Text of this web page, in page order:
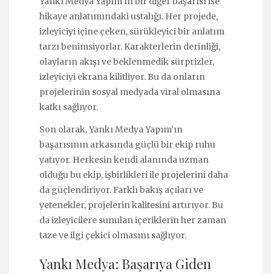
hikaye anlatımındaki ustalığı. Her projede,
izleyiciyi içine çeken, sürükleyici bir anlatım
tarzı benimsiyorlar. Karakterlerin derinliği,
olayların akışı ve beklenmedik sürprizler,
izleyiciyi ekrana kilitliyor. Bu da onların
projelerinin sosyal medyada viral olmasına
katkı sağlıyor.
Son olarak, Yankı Medya Yapım’ın
başarısının arkasında güçlü bir ekip ruhu
yatıyor. Herkesin kendi alanında uzman
olduğu bu ekip, işbirlikleri ile projelerini daha
da güçlendiriyor. Farklı bakış açıları ve
yetenekler, projelerin kalitesini artırıyor. Bu
da izleyicilere sunulan içeriklerin her zaman
taze ve ilgi çekici olmasını sağlıyor.
Yankı Medya: Başarıya Giden